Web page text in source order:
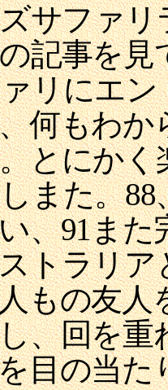
サファ
記事を見
リにエ
何もわ
とにか
また。88
、91ま
トラリ
もの友
、回を
目の当